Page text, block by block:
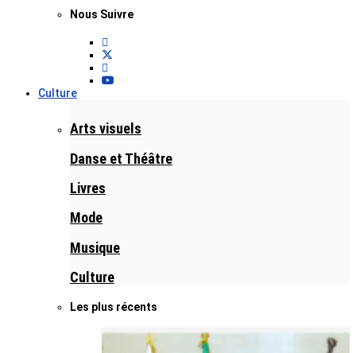
Nous Suivre
Culture
Arts visuels
Danse et Théâtre
Livres
Mode
Musique
Culture
Les plus récents